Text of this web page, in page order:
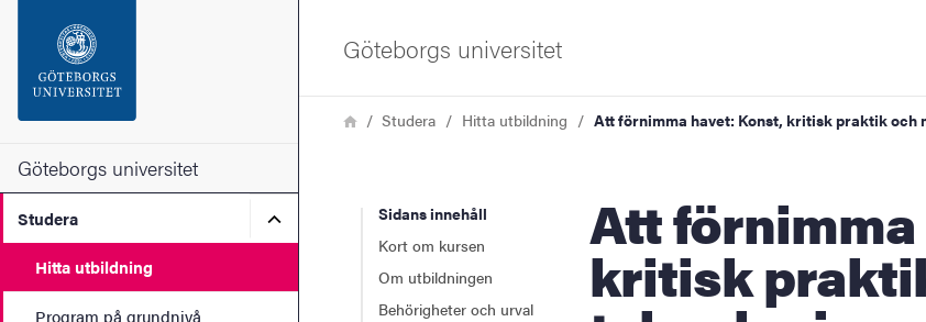
Sidfoten
Om webbplatsen
Göteborgs universitet
Studera Undermeny för Studera
Hitta utbildning
Program på grundnivå
Göteborgs universitet
LänkstigHemStudera Hitta utbildning Att förnimma havet: Konst, kritisk praktik och
Sidans innehåll
Kort om kursen
Om utbildningen
Behörigheter och urval
Att förnimma havet: Konst,
kritisk